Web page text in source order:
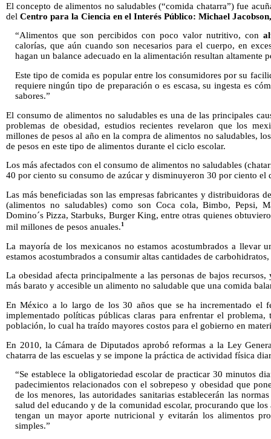
El concepto de alimentos no saludables (“comida chatarra”) fue
del Centro para la Ciencia en el Interés Público: Michael
“Alimentos que son percibidos con poco valor nutritivo, con
calorías, que aún cuando son necesarios para el cuerpo, en
hagan un balance adecuado en la alimentación resultan altamente
Este tipo de comida es popular entre los consumidores por su
requiere ningún tipo de preparación o es escasa, su ingesta es
sabores.”
El consumo de alimentos no saludables es una de las principales
problemas de obesidad, estudios recientes revelaron que los
millones de pesos al año en la compra de alimentos no saludables,
de pesos en este tipo de alimentos durante el ciclo escolar.
Los más afectados con el consumo de alimentos no saludables
40 por ciento su consumo de azúcar y disminuyeron 30 por ciento el
Las más beneficiadas son las empresas fabricantes y distribuidoras
(alimentos no saludables) como son Coca cola, Bimbo, Pepsi,
Domino´s Pizza, Starbuks, Burger King, entre otras quienes
mil millones de pesos anuales.1
La mayoría de los mexicanos no estamos acostumbrados a llevar
estamos acostumbrados a consumir altas cantidades de
La obesidad afecta principalmente a las personas de bajos
más barato y accesible un alimento no saludable que una comida
En México a lo largo de los 30 años que se ha incrementado el
implementado políticas públicas claras para enfrentar el
población, lo cual ha traído mayores costos para el gobierno en
En 2010, la Cámara de Diputados aprobó reformas a la Ley
chatarra de las escuelas y se impone la práctica de actividad física
“Se establece la obligatoriedad escolar de practicar 30 minutos
padecimientos relacionados con el sobrepeso y obesidad que
de los menores, las autoridades sanitarias establecerán las
salud del educando y de la comunidad escolar, procurando que
tengan un mayor aporte nutricional y evitarán los alimentos
simples.”